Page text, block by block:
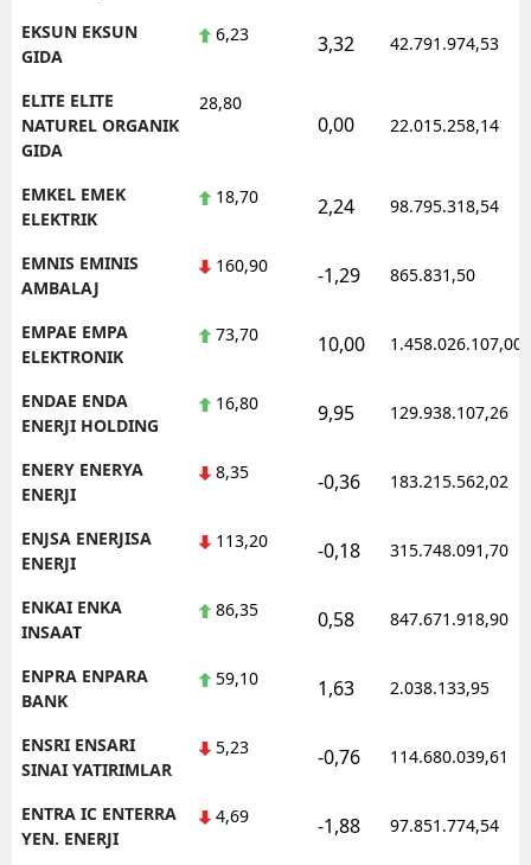
EKSUN EKSUN
GIDA
6,23 3,32 42.791.974,53
ELITE ELITE
NATUREL ORGANIK
GIDA
28,80
0,00 22.015.258,14
EMKEL EMEK
ELEKTRIK
18,70 2,24 98.795.318,54
EMNIS EMINIS
AMBALAJ
160,90 -1,29 865.831,50
EMPAE EMPA
ELEKTRONIK
73,70 10,00 1.458.026.107,00
ENDAE ENDA
ENERJI HOLDING
16,80 9,95 129.938.107,26
ENERY ENERYA
ENERJI
8,35 -0,36 183.215.562,02
ENJSA ENERJISA
ENERJI
113,20 -0,18 315.748.091,70
ENKAI ENKA
INSAAT
86,35 0,58 847.671.918,90
ENPRA ENPARA
BANK
59,10 1,63 2.038.133,95
ENSRI ENSARI
SINAI YATIRIMLAR
5,23 -0,76 114.680.039,61
ENTRA IC ENTERRA
YEN. ENERJI
4,69 -1,88 97.851.774,54